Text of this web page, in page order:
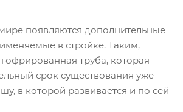
появляются дополнительные
в стройке. Таким,
труба, которая
срок существования уже
в которой развивается и по сей